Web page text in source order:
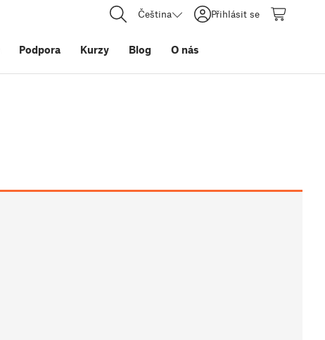
Čeština Přihlásit se
Podpora Kurzy Blog O nás